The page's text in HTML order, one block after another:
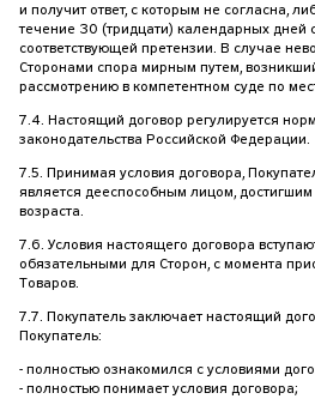
и получит ответ, с которым не согласна,
течение 30 (тридцати) календарных дней
соответствующей претензии. В случае
Сторонами спора мирным путем,
рассмотрению в компетентном суде по
7.4. Настоящий договор регулируется
законодательства Российской Федерации.
7.5. Принимая условия договора,
является дееспособным лицом,
возраста.
7.6. Условия настоящего договора
обязательными для Сторон, с момента
Товаров.
7.7. Покупатель заключает настоящий
Покупатель:
- полностью ознакомился с условиями
- полностью понимает условия договора;